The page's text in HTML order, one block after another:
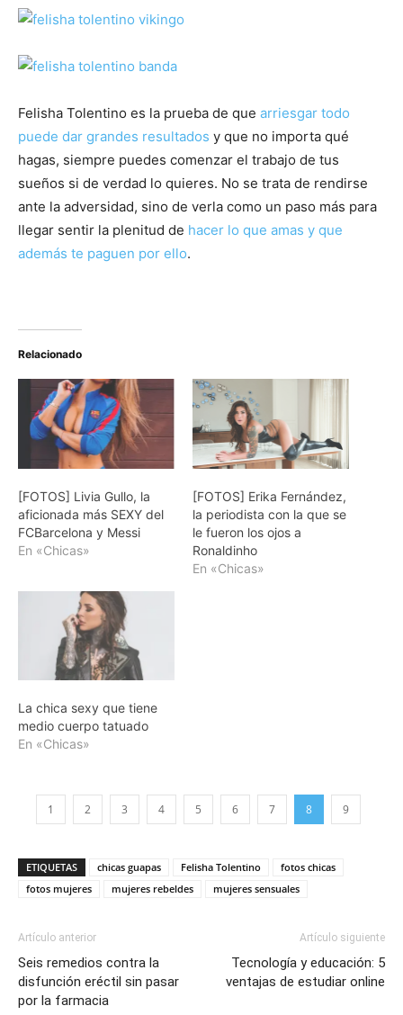
Felisha Tolentino es la prueba de que arriesgar todo
puede dar grandes resultados y que no importa qué
hagas, siempre puedes comenzar el trabajo de tus
sueños si de verdad lo quieres. No se trata de rendirse
ante la adversidad, sino de verla como un paso más para
llegar sentir la plenitud de hacer lo que amas y que
además te paguen por ello.
Relacionado
[FOTOS] Livia Gullo, la
aficionada más SEXY del
FCBarcelona y Messi
En «Chicas»
[FOTOS] Erika Fernández,
la periodista con la que se
le fueron los ojos a
Ronaldinho
En «Chicas»
La chica sexy que tiene
medio cuerpo tatuado
En «Chicas»
1 2 3 4 5 6 7 8 9
ETIQUETAS chicas guapas Felisha Tolentino
fotos chicas
fotos mujeres
mujeres rebeldes mujeres sensuales
Artículo anterior
Seis remedios contra la
disfunción eréctil sin pasar
por la farmacia
Artículo siguiente
Tecnología y educación: 5
ventajas de estudiar online